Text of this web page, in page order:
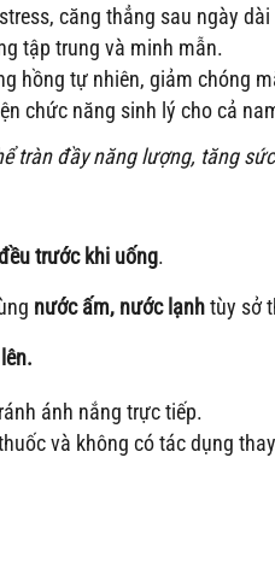
căng thẳng sau ngày
tập trung và minh mẫn.
hồng tự nhiên, giảm chóng
chức năng sinh lý cho cả
tràn đầy năng lượng, tăng
trước khi uống.
nước ấm, nước lạnhtùy sở
ánh nắng trực tiếp.
và không có tác dụng